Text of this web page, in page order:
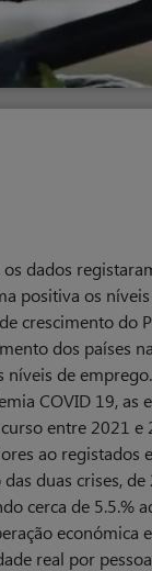
níveis pre-
não se
para 20
da diversidade
desenvolvimento
próximas de
para 20
da diversidade
desenvolvimento
os dados
positiva os
crescimento do
dos países
níveis de
COVID 19, as
entre 2021
ao registados
duas crises,
cerca de 5.5.%
real por